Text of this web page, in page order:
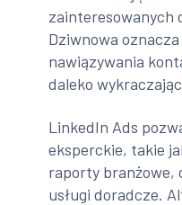
zainteresowanych
Dziwnowa
nawiązywania
daleko
LinkedIn Ads
eksperckie, takie
raporty branżowe,
usługi doradcze.